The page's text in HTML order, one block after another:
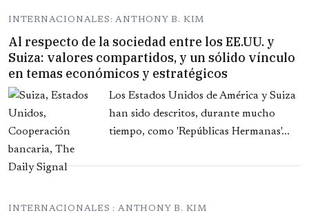
INTERNACIONALES: ANTHONY B. KIM
Al respecto de la sociedad entre los EE.UU. y
Suiza: valores compartidos, y un sólido vínculo
en temas económicos y estratégicos
Los Estados Unidos de América y Suiza
han sido descritos, durante mucho
tiempo, como 'Repúblicas Hermanas'...
INTERNACIONALES : ANTHONY B. KIM